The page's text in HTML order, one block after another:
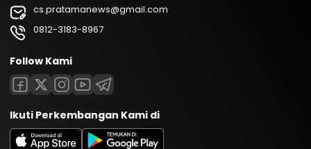
cs.pratamanews@gmail.com
0812-3183-8967
Follow Kami
Ikuti Perkembangan Kami di